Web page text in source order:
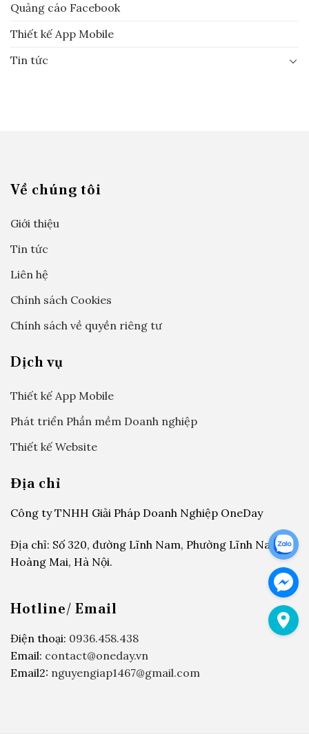
Quảng cáo Facebook
Thiết kế App Mobile
Tin tức
Về chúng tôi
Giới thiệu
Tin tức
Liên hệ
Chính sách Cookies
Chính sách về quyền riêng tư
Dịch vụ
Thiết kế App Mobile
Phát triển Phần mềm Doanh nghiệp
Thiết kế Website
Địa chỉ
Công ty TNHH Giải Pháp Doanh Nghiệp OneDay
Địa chỉ: Số 320, đường Lĩnh Nam, Phường Lĩnh Nam,
Hoàng Mai, Hà Nội.
Hotline/ Email
Điện thoại: 0936.458.438
Email: contact@oneday.vn
Email2: nguyengiap1467@gmail.com